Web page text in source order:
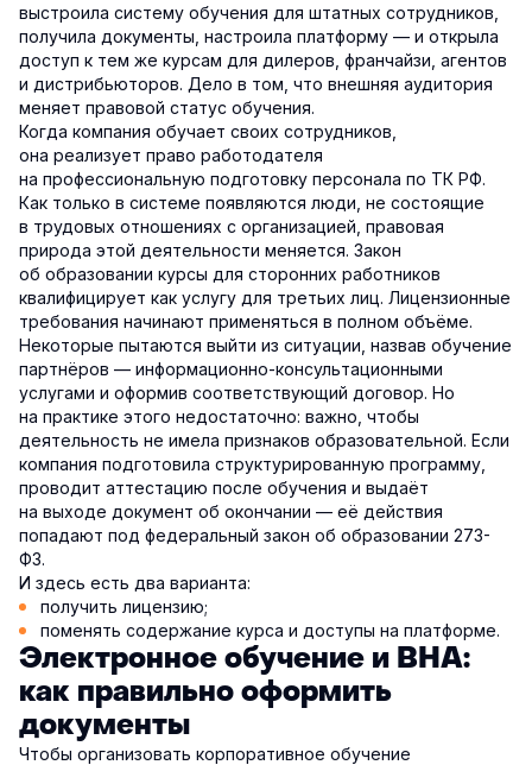
выстроила систему обучения для штатных сотрудников,
получила документы, настроила платформу — и открыла
доступ к тем же курсам для дилеров, франчайзи, агентов
и дистрибьюторов. Дело в том, что внешняя аудитория
меняет правовой статус обучения.
Когда компания обучает своих сотрудников,
она реализует право работодателя
на профессиональную подготовку персонала по ТК РФ.
Как только в системе появляются люди, не состоящие
в трудовых отношениях с организацией, правовая
природа этой деятельности меняется. Закон
об образовании курсы для сторонних работников
квалифицирует как услугу для третьих лиц. Лицензионные
требования начинают применяться в полном объёме.
Некоторые пытаются выйти из ситуации, назвав обучение
партнёров — информационно-консультационными
услугами и оформив соответствующий договор. Но
на практике этого недостаточно: важно, чтобы
деятельность не имела признаков образовательной. Если
компания подготовила структурированную программу,
проводит аттестацию после обучения и выдаёт
на выходе документ об окончании — её действия
попадают под федеральный закон об образовании 273-
ФЗ.
И здесь есть два варианта:
получить лицензию;
поменять содержание курса и доступы на платформе.
Электронное обучение и ВНА:
как правильно оформить
документы
Чтобы организовать корпоративное обучение